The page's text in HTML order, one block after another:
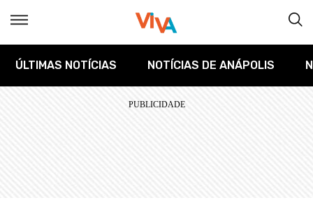
ÚLTIMAS NOTÍCIAS NOTÍCIAS DE ANÁPOLIS